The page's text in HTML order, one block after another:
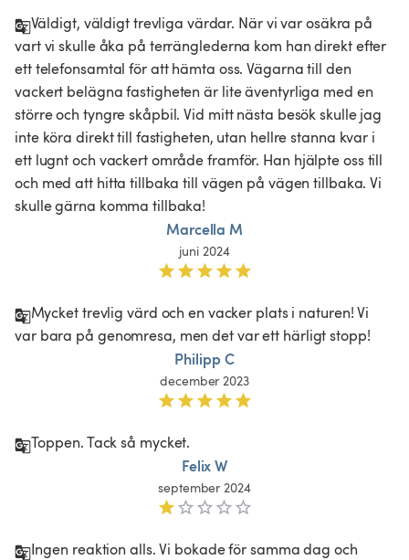
Väldigt, väldigt trevliga värdar. När vi var osäkra på
vart vi skulle åka på terränglederna kom han direkt efter
ett telefonsamtal för att hämta oss. Vägarna till den
vackert belägna fastigheten är lite äventyrliga med en
större och tyngre skåpbil. Vid mitt nästa besök skulle jag
inte köra direkt till fastigheten, utan hellre stanna kvar i
ett lugnt och vackert område framför. Han hjälpte oss till
och med att hitta tillbaka till vägen på vägen tillbaka. Vi
skulle gärna komma tillbaka!
Marcella M
juni 2024
Mycket trevlig värd och en vacker plats i naturen! Vi
var bara på genomresa, men det var ett härligt stopp!
Philipp C
december 2023
Toppen. Tack så mycket.
Felix W
september 2024
Ingen reaktion alls. Vi bokade för samma dag och